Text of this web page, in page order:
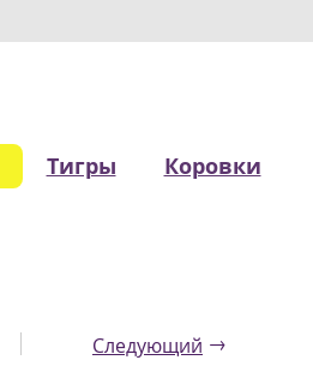
Тигры
Коровки
Следующий →